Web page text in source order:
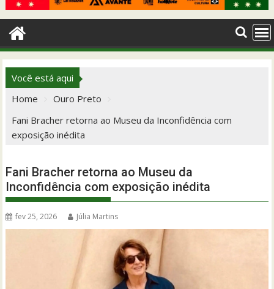
Você está aqui
Home
Ouro Preto
Fani Bracher retorna ao Museu da Inconfidência com
exposição inédita
Fani Bracher retorna ao Museu da
Inconfidência com exposição inédita
fev 25, 2026 Júlia Martins